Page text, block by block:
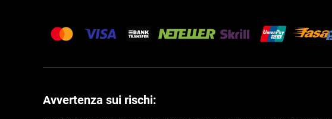
Avvertenza sui rischi: